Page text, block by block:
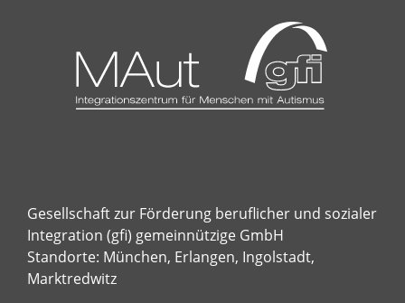
Gesellschaft zur Förderung beruflicher und sozialer
Integration (gfi) gemeinnützige GmbH
Standorte: München, Erlangen, Ingolstadt,
Marktredwitz